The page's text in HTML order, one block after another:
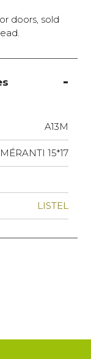
doors, sold
A13M
15*17
LISTEL